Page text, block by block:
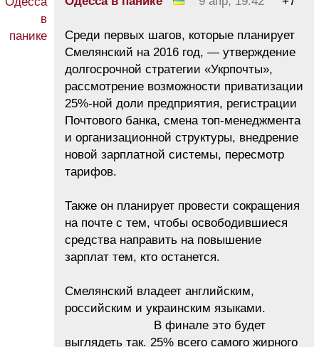
Среди первых шагов, которые планирует
Смелянский на 2016 год, — утверждение
долгосрочной стратегии «Укрпочты»,
рассмотрение возможности приватизации
25%-ной доли предприятия, регистрации
Почтового банка, смена топ-менеджмента
и организационной структуры, внедрение
новой зарплатной системы, пересмотр
тарифов.
Также он планирует провести сокращения
на почте с тем, чтобы освободившиеся
средства направить на повышение
зарплат тем, кто останется.
Смелянский владеет английским,
российским и украинским языками.
В финале это будет
выглядеть так. 25% всего самого жирного